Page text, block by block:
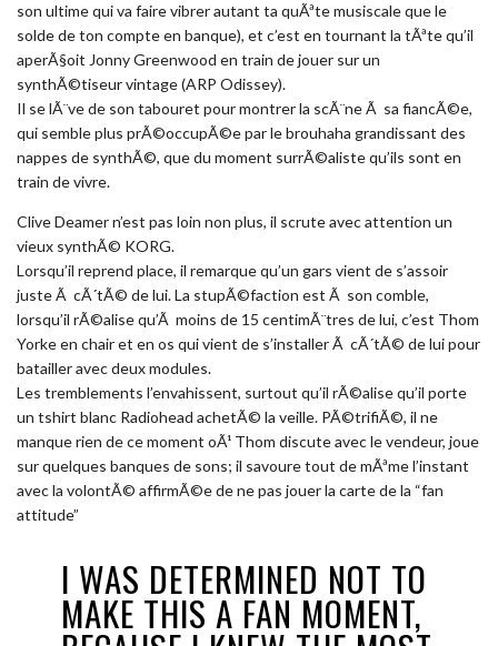
son ultime qui va faire vibrer autant ta quÃªte musiscale que le
solde de ton compte en banque), et c’est en tournant la tÃªte qu’il
aperÃ§oit Jonny Greenwood en train de jouer sur un
synthÃ©tiseur vintage (ARP Odissey).
Il se lÃ¨ve de son tabouret pour montrer la scÃ¨ne Ã sa fiancÃ©e,
qui semble plus prÃ©occupÃ©e par le brouhaha grandissant des
nappes de synthÃ©, que du moment surrÃ©aliste qu’ils sont en
train de vivre.
Clive Deamer n’est pas loin non plus, il scrute avec attention un
vieux synthÃ© KORG.
Lorsqu’il reprend place, il remarque qu’un gars vient de s’assoir
juste Ã cÃ´tÃ© de lui. La stupÃ©faction est Ã son comble,
lorsqu’il rÃ©alise qu’Ã moins de 15 centimÃ¨tres de lui, c’est Thom
Yorke en chair et en os qui vient de s’installer Ã cÃ´tÃ© de lui pour
batailler avec deux modules.
Les tremblements l’envahissent, surtout qu’il rÃ©alise qu’il porte
un tshirt blanc Radiohead achetÃ© la veille. PÃ©trifiÃ©, il ne
manque rien de ce moment oÃ¹ Thom discute avec le vendeur, joue
sur quelques banques de sons; il savoure tout de mÃªme l’instant
avec la volontÃ© affirmÃ©e de ne pas jouer la carte de la “fan
attitude”
I WAS DETERMINED NOT TO
MAKE THIS A FAN MOMENT,